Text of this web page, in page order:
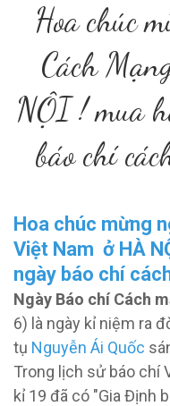
Hoa chúc
Cách
NỘI ! mua
báo chí
Hoa chúc mừng
Việt Nam ở HÀ
ngày báo chí
Ngày Báo chí Cách
6) là ngày kỉ niệm ra
tụ Nguyễn Ái Quốc
Trong lịch sử báo chí
kỉ 19 đã có "Gia Định